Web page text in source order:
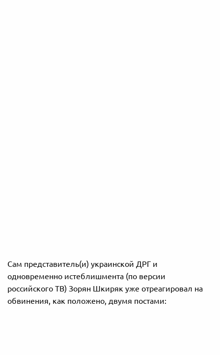
Сам представитель(и) украинской ДРГ и
одновременно истеблишмента (по версии
российского ТВ) Зорян Шкиряк уже отреагировал на
обвинения, как положено, двумя постами: